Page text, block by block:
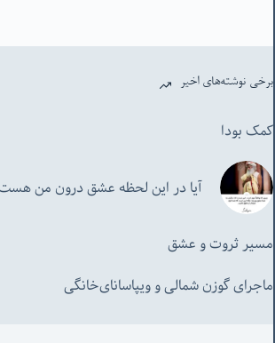
برخی نوشته‌های اخیر
کمک بودا
آیا در این لحظه عشق درون من
مسیر ثروت و عشق
ماجرای گوزن شمالی و‌ ویپاسانای‌خانگی